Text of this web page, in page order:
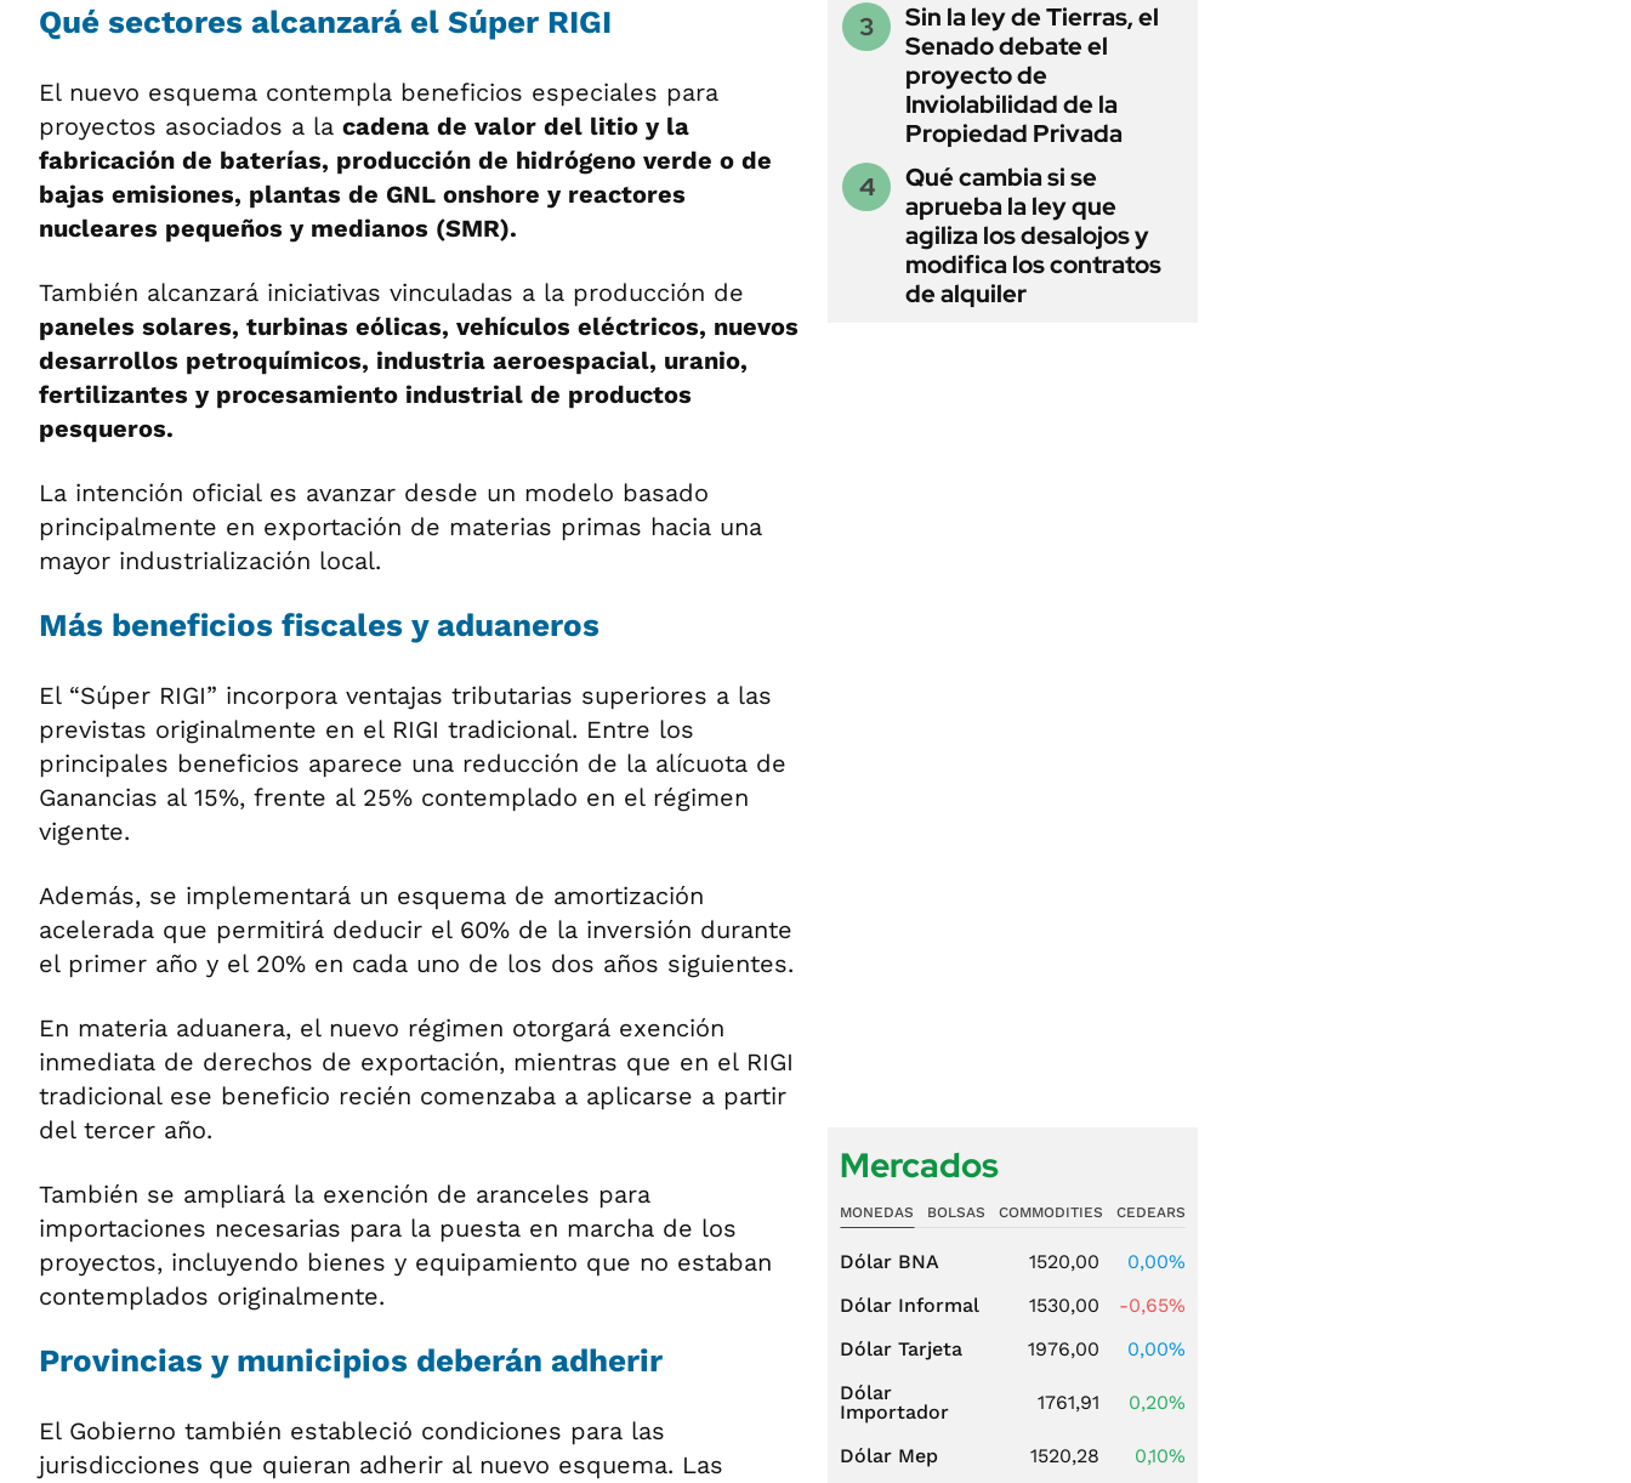
Qué sectores alcanzará el Súper RIGI
El nuevo esquema contempla beneficios especiales para
proyectos asociados a la cadena de valor del litio y la
fabricación de baterías, producción de hidrógeno verde o de
bajas emisiones, plantas de GNL onshore y reactores
nucleares pequeños y medianos (SMR).
También alcanzará iniciativas vinculadas a la producción de
paneles solares, turbinas eólicas, vehículos eléctricos, nuevos
desarrollos petroquímicos, industria aeroespacial, uranio,
fertilizantes y procesamiento industrial de productos
pesqueros.
La intención oficial es avanzar desde un modelo basado
principalmente en exportación de materias primas hacia una
mayor industrialización local.
Más beneficios fiscales y aduaneros
El “Súper RIGI” incorpora ventajas tributarias superiores a las
previstas originalmente en el RIGI tradicional. Entre los
principales beneficios aparece una reducción de la alícuota de
Ganancias al 15%, frente al 25% contemplado en el régimen
vigente.
Además, se implementará un esquema de amortización
acelerada que permitirá deducir el 60% de la inversión durante
el primer año y el 20% en cada uno de los dos años siguientes.
En materia aduanera, el nuevo régimen otorgará exención
inmediata de derechos de exportación, mientras que en el RIGI
tradicional ese beneficio recién comenzaba a aplicarse a partir
del tercer año.
También se ampliará la exención de aranceles para
importaciones necesarias para la puesta en marcha de los
proyectos, incluyendo bienes y equipamiento que no estaban
contemplados originalmente.
Provincias y municipios deberán adherir
El Gobierno también estableció condiciones para las
jurisdicciones que quieran adherir al nuevo esquema. Las
Sin la ley de Tierras, el
Senado debate el
proyecto de
Inviolabilidad de la
Propiedad Privada
Qué cambia si se
aprueba la ley que
agiliza los desalojos y
modifica los contratos
de alquiler
Mercados
MONEDAS BOLSAS COMMODITIES CEDEARS
Dólar BNA 1520,00
0,00%
Dólar Informal
1530,00
-0,65%
Dólar Tarjeta
1976,00
0,00%
Dólar
Importador
1761,91 0,20%
Dólar Mep 1520,28
0,10%